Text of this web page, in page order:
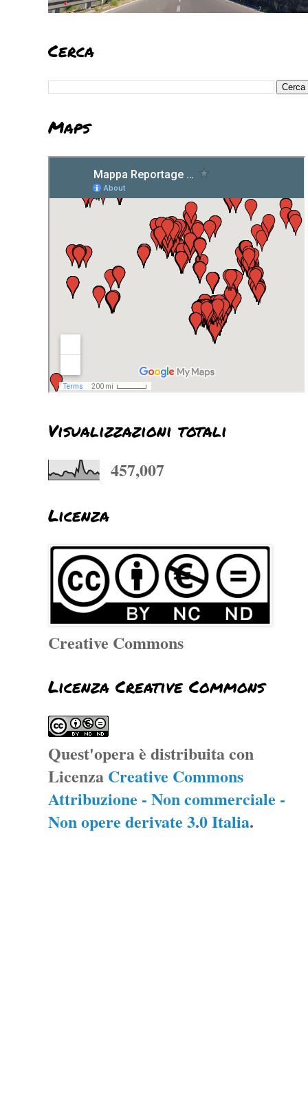
Cerca
Maps
Visualizzazioni totali
457,007
Licenza
Creative Commons
Licenza Creative Commons
Quest'opera è distribuita con
Licenza Creative Commons
Attribuzione - Non commerciale -
Non opere derivate 3.0 Italia.